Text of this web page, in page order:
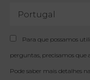
Para que possamos
perguntas, precisamos que
Pode saber mais detalhes